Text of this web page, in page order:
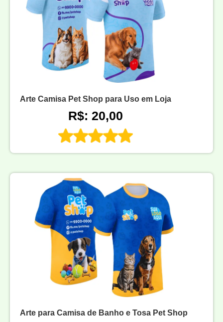
Arte Camisa Pet Shop para Uso em Loja
R$: 20,00
Arte para Camisa de Banho e Tosa Pet Shop